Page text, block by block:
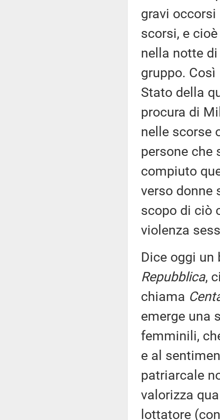
gravi
scorsi, e
nella notte
gruppo.
Stato della
procura di
nelle scorse
persone che
compiuto
verso donne
scopo di ciò
violenza
Dice oggi
Repubblica,
chiama
emerge una
femminili,
e al
patriarcale
valorizza
lottatore